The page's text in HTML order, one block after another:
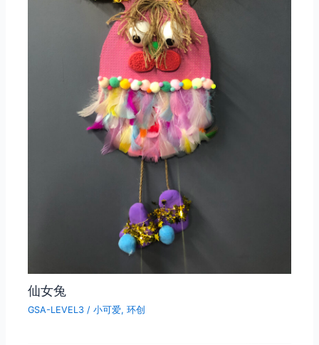
仙女兔
GSA-LEVEL3 /小可爱,环创